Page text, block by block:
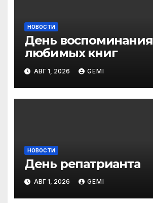
НОВОСТИ
День воспоминания
любимых книг
АВГ 1, 2026 GEMI
НОВОСТИ
День репатрианта
АВГ 1, 2026 GEMI